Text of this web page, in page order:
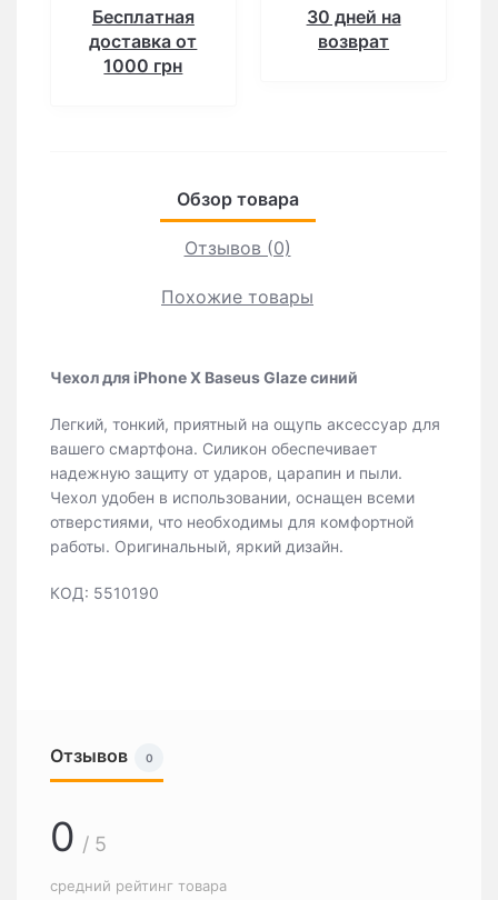
Бесплатная
доставка от
1000 грн
30 дней на
возврат
Обзор товара
Отзывов (0)
Похожие товары
Чехол для iPhone X Baseus Glaze синий
Легкий, тонкий, приятный на ощупь аксессуар для
вашего смартфона. Силикон обеспечивает
надежную защиту от ударов, царапин и пыли.
Чехол удобен в использовании, оснащен всеми
отверстиями, что необходимы для комфортной
работы. Оригинальный, яркий дизайн.
КОД: 5510190
Отзывов 0
0 / 5
средний рейтинг товара